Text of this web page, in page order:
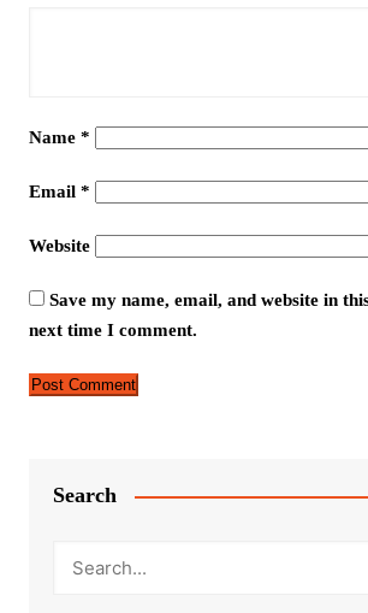
Name *
Email *
Website
Save my name, email, and website in
next time I comment.
Search